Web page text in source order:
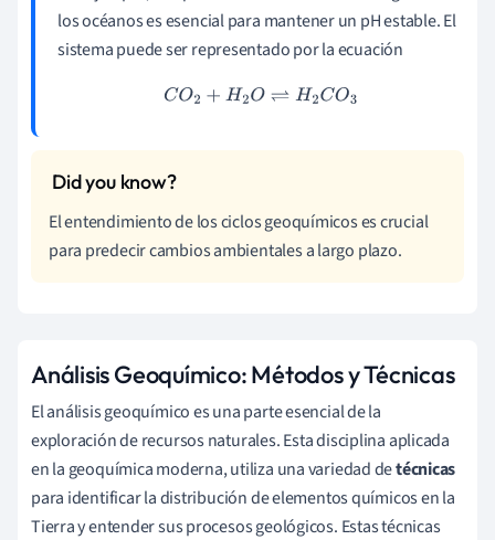
los océanos es esencial para mantener un pH estable. El
sistema puede ser representado por la ecuación
C O2 +H2O⇌H2CO3
El entendimiento de los ciclos geoquímicos es crucial
para predecir cambios ambientales a largo plazo.
Análisis Geoquímico: Métodos y Técnicas
El análisis geoquímico es una parte esencial de la
exploración de recursos naturales. Esta disciplina aplicada
en la geoquímica moderna, utiliza una variedad detécnicas
para identificar la distribución de elementos químicos en la
Tierra y entender sus procesos geológicos. Estas técnicas